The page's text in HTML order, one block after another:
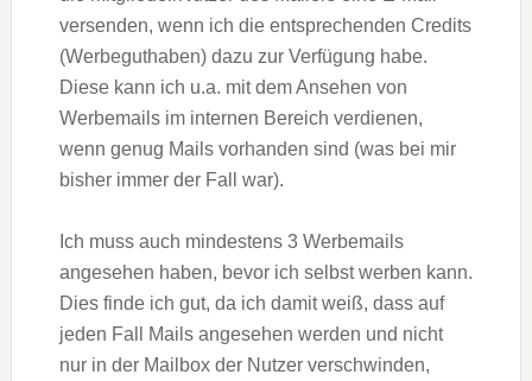
versenden, wenn ich die entsprechenden Credits
(Werbeguthaben) dazu zur Verfügung habe.
Diese kann ich u.a. mit dem Ansehen von
Werbemails im internen Bereich verdienen,
wenn genug Mails vorhanden sind (was bei mir
bisher immer der Fall war).
Ich muss auch mindestens 3 Werbemails
angesehen haben, bevor ich selbst werben kann.
Dies finde ich gut, da ich damit weiß, dass auf
jeden Fall Mails angesehen werden und nicht
nur in der Mailbox der Nutzer verschwinden,